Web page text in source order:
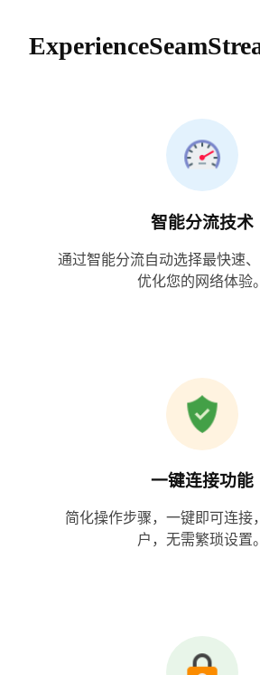
智能分流技术
通过智能分流自动选择最快速、
优化您的网络体验。
一键连接功能
简化操作步骤，一键即可连接
户，无需繁琐设置。